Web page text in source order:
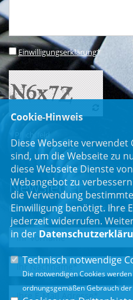
Einwilligungserklärung*
* Pflichtfeld
Newsletter
Erhalten Sie Neuigkeiten aus dem
Cookie-Hinweis
Diese Webseite verwendet
sind, um die Webseite zu
diese Webseite Dienste
Webangebot zu
die Verwendung
Einwilligung benötigt. Ihre
jederzeit widerrufen.
in der
Technisch notwendige
Die notwendigen Cookies
ordnungsgemäßen Gebrauch